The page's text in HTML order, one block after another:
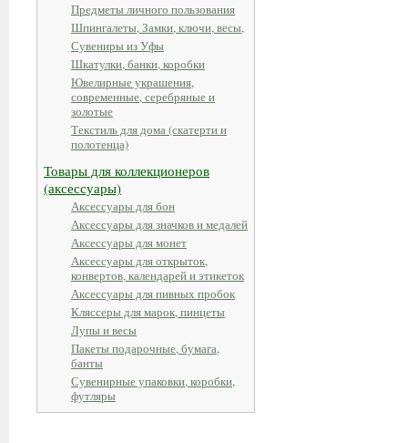
Предметы личного пользования
Шпингалеты, Замки, ключи, весы,
Сувениры из Уфы
Шкатулки, банки, коробки
Ювелирные украшения,
современные, серебряные и
золотые
Текстиль для дома (скатерти и
полотенца)
Товары для коллекционеров
(аксессуары)
Аксессуары для бон
Аксессуары для значков и медалей
Аксессуары для монет
Аксессуары для открыток,
конвертов, календарей и этикеток
Аксессуары для пивных пробок
Кляссеры для марок, пинцеты
Лупы и весы
Пакеты подарочные, бумага,
банты
Сувенирные упаковки, коробки,
футляры